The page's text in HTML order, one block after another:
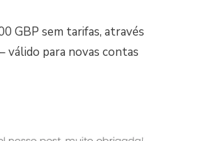
GBP sem tarifas, através
válido para novas contas